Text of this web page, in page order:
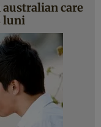
care
luni